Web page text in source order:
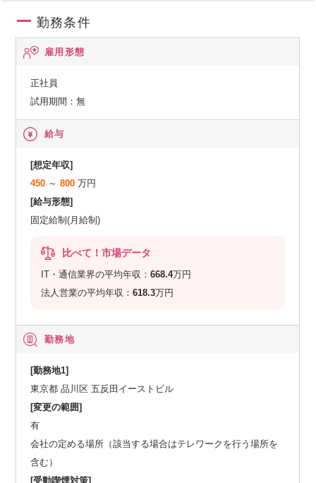
勤務条件
雇用形態
正社員
試用期間：無
給与
[想定年収]
450 ～800 万円
[給与形態]
固定給制(月給制)
比べて！市場データ
IT・通信業界の平均年収：668.4万円
法人営業の平均年収：618.3万円
勤務地
[勤務地1]
東京都 品川区 五反田イーストビル
[変更の範囲]
有
会社の定める場所（該当する場合はテレワークを行う場所を
含む）
[受動喫煙対策]